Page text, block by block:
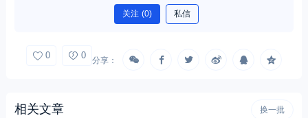
关注 (0) 私信
0 0 分享：
相关文章 换一批